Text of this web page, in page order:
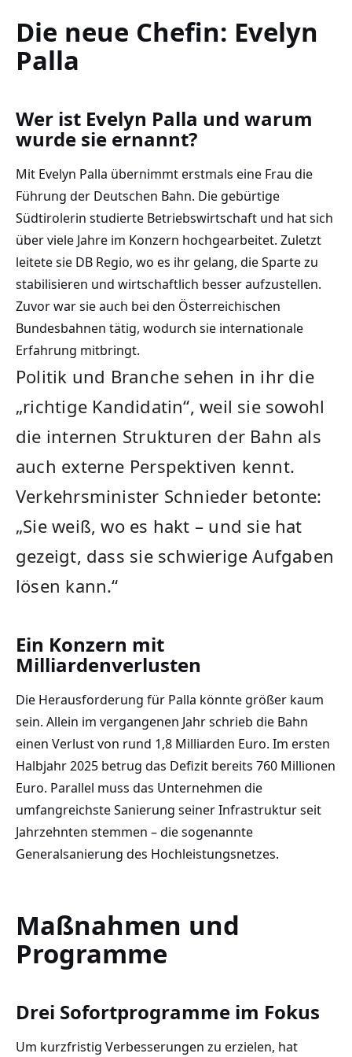
Die neue Chefin: Evelyn
Palla
Wer ist Evelyn Palla und warum
wurde sie ernannt?
Mit Evelyn Palla übernimmt erstmals eine Frau die
Führung der Deutschen Bahn. Die gebürtige
Südtirolerin studierte Betriebswirtschaft und hat sich
über viele Jahre im Konzern hochgearbeitet. Zuletzt
leitete sie DB Regio, wo es ihr gelang, die Sparte zu
stabilisieren und wirtschaftlich besser aufzustellen.
Zuvor war sie auch bei den Österreichischen
Bundesbahnen tätig, wodurch sie internationale
Erfahrung mitbringt.
Politik und Branche sehen in ihr die
„richtige Kandidatin“, weil sie sowohl
die internen Strukturen der Bahn als
auch externe Perspektiven kennt.
Verkehrsminister Schnieder betonte:
„Sie weiß, wo es hakt – und sie hat
gezeigt, dass sie schwierige Aufgaben
lösen kann.“
Ein Konzern mit
Milliardenverlusten
Die Herausforderung für Palla könnte größer kaum
sein. Allein im vergangenen Jahr schrieb die Bahn
einen Verlust von rund 1,8 Milliarden Euro. Im ersten
Halbjahr 2025 betrug das Defizit bereits 760 Millionen
Euro. Parallel muss das Unternehmen die
umfangreichste Sanierung seiner Infrastruktur seit
Jahrzehnten stemmen – die sogenannte
Generalsanierung des Hochleistungsnetzes.
Maßnahmen und
Programme
Drei Sofortprogramme im Fokus
Um kurzfristig Verbesserungen zu erzielen, hat